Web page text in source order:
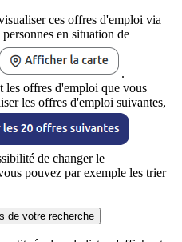
ces offres d'emploi via
en situation de
.
les offres d'emploi que vous
les offres d'emploi suivantes,
de changer le
pouvez par exemple les trier
de votre recherche